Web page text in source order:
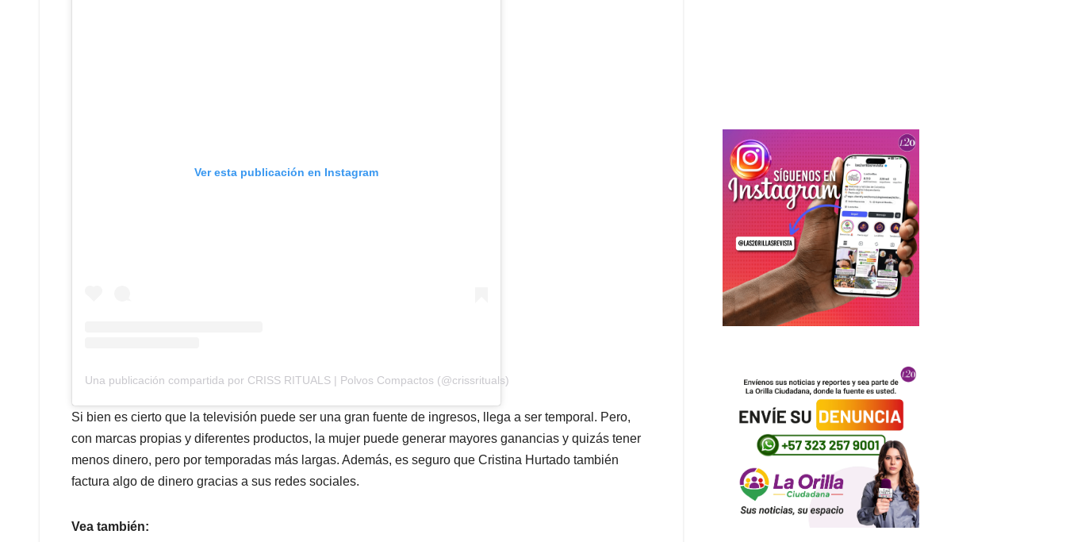
Ver esta publicación en Instagram
Una publicación compartida por CRISS RITUALS | Polvos Compactos (@crissrituals)
Si bien es cierto que la televisión puede ser una gran fuente de ingresos, llega a ser temporal. Pero,
con marcas propias y diferentes productos, la mujer puede generar mayores ganancias y quizás tener
menos dinero, pero por temporadas más largas. Además, es seguro que Cristina Hurtado también
factura algo de dinero gracias a sus redes sociales.
Vea también: